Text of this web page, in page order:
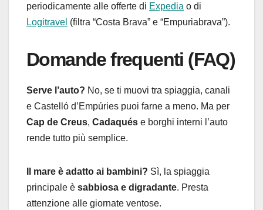
periodicamente alle offerte di Expedia o di
Logitravel (filtra “Costa Brava” e “Empuriabrava”).
Domande frequenti (FAQ)
Serve l’auto? No, se ti muovi tra spiaggia, canali
e Castelló d’Empúries puoi farne a meno. Ma per
Cap de Creus, Cadaqués e borghi interni l’auto
rende tutto più semplice.
Il mare è adatto ai bambini? Sì, la spiaggia
principale è sabbiosa e digradante. Presta
attenzione alle giornate ventose.